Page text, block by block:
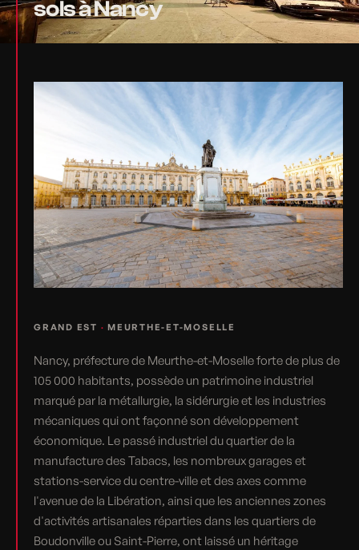
sols à Nancy
GRAND EST ·MEURTHE-ET-MOSELLE
Nancy, préfecture de Meurthe-et-Moselle forte de plus de
105 000 habitants, possède un patrimoine industriel
marqué par la métallurgie, la sidérurgie et les industries
mécaniques qui ont façonné son développement
économique. Le passé industriel du quartier de la
manufacture des Tabacs, les nombreux garages et
stations-service du centre-ville et des axes comme
l'avenue de la Libération, ainsi que les anciennes zones
d'activités artisanales réparties dans les quartiers de
Boudonville ou Saint-Pierre, ont laissé un héritage